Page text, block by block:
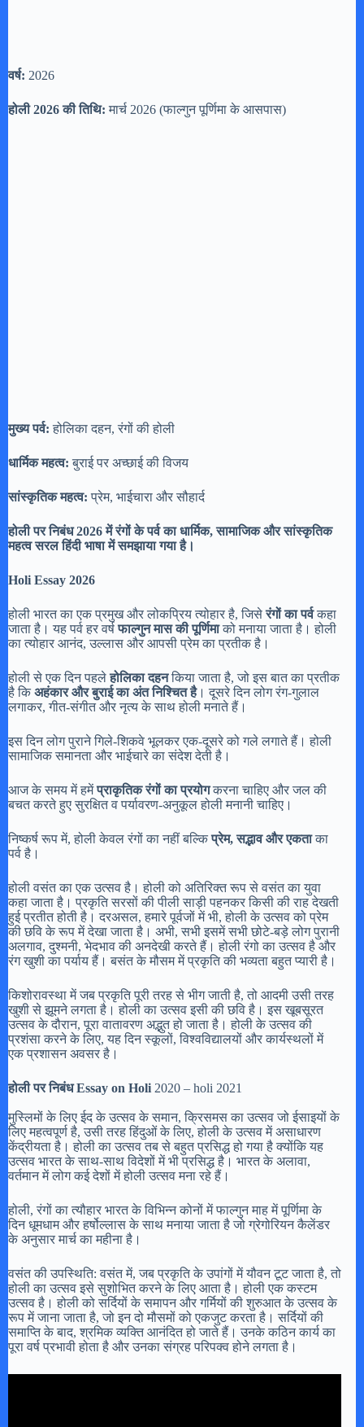
वर्ष: 2026
होली 2026 की तिथि: मार्च 2026 (फाल्गुन पूर्णिमा के आसपास)
मुख्य पर्व: होलिका दहन, रंगों की होली
धार्मिक महत्व: बुराई पर अच्छाई की विजय
सांस्कृतिक महत्व: प्रेम, भाईचारा और सौहार्द
होली पर निबंध 2026 में रंगों के पर्व का धार्मिक, सामाजिक और सांस्कृतिक
महत्व सरल हिंदी भाषा में समझाया गया है।
Holi Essay 2026
होली भारत का एक प्रमुख और लोकप्रिय त्योहार है, जिसेरंगों का पर्वकहा
जाता है। यह पर्व हर वर्षफाल्गुन मास की पूर्णिमाको मनाया जाता है। होली
का त्योहार आनंद, उल्लास और आपसी प्रेम का प्रतीक है।
होली से एक दिन पहलेहोलिका दहनकिया जाता है, जो इस बात का प्रतीक
है कि अहंकार और बुराई का अंत निश्चित है। दूसरे दिन लोग रंग-गुलाल
लगाकर, गीत-संगीत और नृत्य के साथ होली मनाते हैं।
इस दिन लोग पुराने गिले-शिकवे भूलकर एक-दूसरे को गले लगाते हैं। होली
सामाजिक समानता और भाईचारे का संदेश देती है।
आज के समय में हमेंप्राकृतिक रंगों का प्रयोगकरना चाहिए और जल की
बचत करते हुए सुरक्षित व पर्यावरण-अनुकूल होली मनानी चाहिए।
निष्कर्ष रूप में, होली केवल रंगों का नहीं बल्किप्रेम, सद्भाव और एकताका
पर्व है।
होली वसंत का एक उत्सव है। होली को अतिरिक्त रूप से वसंत का युवा
कहा जाता है। प्रकृति सरसों की पीली साड़ी पहनकर किसी की राह देखती
हुई प्रतीत होती है। दरअसल, हमारे पूर्वजों में भी, होली के उत्सव को प्रेम
की छवि के रूप में देखा जाता है। अभी, सभी इसमें सभी छोटे-बड़े लोग पुरानी
अलगाव, दुश्मनी, भेदभाव की अनदेखी करते हैं। होली रंगो का उत्सव है और
रंग खुशी का पर्याय हैं। बसंत के मौसम में प्रकृति की भव्यता बहुत प्यारी है।
किशोरावस्था में जब प्रकृति पूरी तरह से भीग जाती है, तो आदमी उसी तरह
खुशी से झूमने लगता है। होली का उत्सव इसी की छवि है। इस खूबसूरत
उत्सव के दौरान, पूरा वातावरण अद्भुत हो जाता है। होली के उत्सव की
प्रशंसा करने के लिए, यह दिन स्कूलों, विश्वविद्यालयों और कार्यस्थलों में
एक प्रशासन अवसर है।
होली पर निबंध Essay on Holi 2020 – holi 2021
मुस्लिमों के लिए ईद के उत्सव के समान, क्रिसमस का उत्सव जो ईसाइयों के
लिए महत्वपूर्ण है, उसी तरह हिंदुओं के लिए, होली के उत्सव में असाधारण
केंद्रीयता है। होली का उत्सव तब से बहुत प्रसिद्ध हो गया है क्योंकि यह
उत्सव भारत के साथ-साथ विदेशों में भी प्रसिद्ध है। भारत के अलावा,
वर्तमान में लोग कई देशों में होली उत्सव मना रहे हैं।
होली, रंगों का त्यौहार भारत के विभिन्न कोनों में फाल्गुन माह में पूर्णिमा के
दिन धूमधाम और हर्षोल्लास के साथ मनाया जाता है जो ग्रेगोरियन कैलेंडर
के अनुसार मार्च का महीना है।
वसंत की उपस्थिति: वसंत में, जब प्रकृति के उपांगों में यौवन टूट जाता है, तो
होली का उत्सव इसे सुशोभित करने के लिए आता है। होली एक कस्टम
उत्सव है। होली को सर्दियों के समापन और गर्मियों की शुरुआत के उत्सव के
रूप में जाना जाता है, जो इन दो मौसमों को एकजुट करता है। सर्दियों की
समाप्ति के बाद, श्रमिक व्यक्ति आनंदित हो जाते हैं। उनके कठिन कार्य का
पूरा वर्ष प्रभावी होता है और उनका संग्रह परिपक्व होने लगता है।